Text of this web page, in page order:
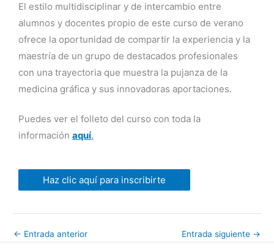
El estilo multidisciplinar y de intercambio entre
alumnos y docentes propio de este curso de verano
ofrece la oportunidad de compartir la experiencia y la
maestría de un grupo de destacados profesionales
con una trayectoria que muestra la pujanza de la
medicina gráfica y sus innovadoras aportaciones.
Puedes ver el folleto del curso con toda la
información aquí.
Haz clic aquí para inscribirte
← Entrada anterior Entrada siguiente →